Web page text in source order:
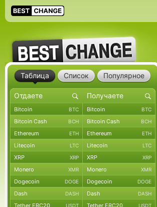
Таблица Список Популярное
Bitcoin BTC Bitcoin BTC
Bitcoin Cash BCH Bitcoin Cash BCH
Ethereum ETH Ethereum ETH
Litecoin LTC Litecoin LTC
XRP XRP XRP XRP
Monero XMR Monero XMR
Dogecoin DOGE Dogecoin DOGE
Dash DASH Dash DASH
Tether ERC20 USDT Tether ERC20 USDT